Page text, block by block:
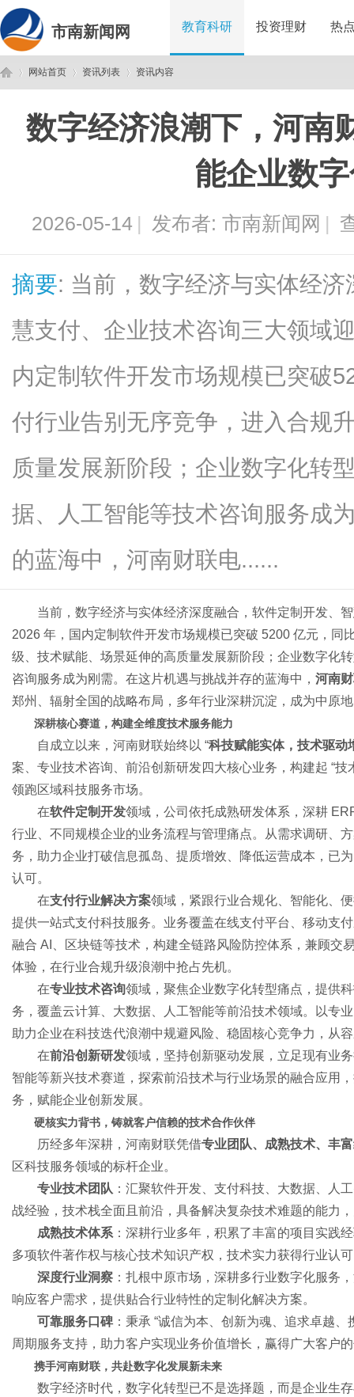
市南新闻网 教育科研 投资理财 热
网站首页
›
资讯列表
›
资讯内容
数字经济浪潮下，河南
能企业数
2026-05-14 | 发布者: 市南新闻网 |
摘要: 当前，数字经济与实体经
慧支付、企业技术咨询三大领域
内定制软件开发市场规模已突破
付行业告别无序竞争，进入合规
质量发展新阶段；企业数字化转
据、人工智能等技术咨询服务成
的蓝海中，河南财联电......
当前，数字经济与实体经济深度融合，软件定制开发、
2026 年，国内定制软件开发市场规模已突破 5200 亿元，同
级、技术赋能、场景延伸的高质量发展新阶段；企业数字化
咨询服务成为刚需。在这片机遇与挑战并存的蓝海中， 河南
郑州、辐射全国的战略布局，多年行业深耕沉淀，成为中原
深耕核心赛道，构建全维度技术服务能力
自成立以来，河南财联始终以 “科技赋能实体，技术驱动
案、专业技术咨询、前沿创新研发四大核心业务，构建起 “
领跑区域科技服务市场。
在软件定制开发领域，公司依托成熟研发体系，深耕
行业、不同规模企业的业务流程与管理痛点。从需求调研、
务，助力企业打破信息孤岛、提质增效、降低运营成本，已
认可。
在支付行业解决方案领域，紧跟行业合规化、智能化、
提供一站式支付科技服务。业务覆盖在线支付平台、移动支
融合 AI、区块链等技术，构建全链路风险防控体系，兼顾交
体验，在行业合规升级浪潮中抢占先机。
在专业技术咨询领域，聚焦企业数字化转型痛点，提供
务，覆盖云计算、大数据、人工智能等前沿技术领域。以专
助力企业在科技迭代浪潮中规避风险、稳固核心竞争力，从
在前沿创新研发领域，坚持创新驱动发展，立足现有业
智能等新兴技术赛道，探索前沿技术与行业场景的融合应用
务，赋能企业创新发展。
硬核实力背书，铸就客户信赖的技术合作伙伴
历经多年深耕，河南财联凭借专业团队、成熟技术、丰
区科技服务领域的标杆企业。
专业技术团队 ：汇聚软件开发、支付科技、大数据、人
战经验，技术栈全面且前沿，具备解决复杂技术难题的能力
成熟技术体系 ：深耕行业多年，积累了丰富的项目实践
多项软件著作权与核心技术知识产权，技术实力获得行业认
深度行业洞察 ：扎根中原市场，深耕多行业数字化服务
响应客户需求，提供贴合行业特性的定制化解决方案。
可靠服务口碑：秉承 “诚信为本、创新为魂、追求卓越
周期服务支持，助力客户实现业务价值增长，赢得广大客户
携手河南财联，共赴数字化发展新未来
数字经济时代，数字化转型已不是选择题，而是企业生